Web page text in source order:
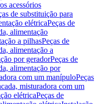
acessórios
de substituição para
elétricaPeças de
alimentação
a pilhasPeças de
alimentação a
por geradorPeças de
alimentação por
com um manípuloPeças
misturadora com um
elétricaPeças de